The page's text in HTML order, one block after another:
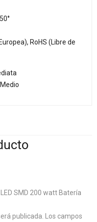
RoHS (Libre de
SMD 200 watt Batería
publicada.
Los campos